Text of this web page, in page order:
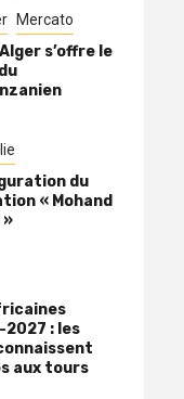
Mercato
s’offre le
du
« Mohand
»
: les
aux tours